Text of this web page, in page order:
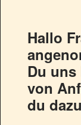
Hallo
Du uns
von
du